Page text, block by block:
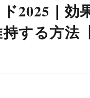
2025｜効
する方法